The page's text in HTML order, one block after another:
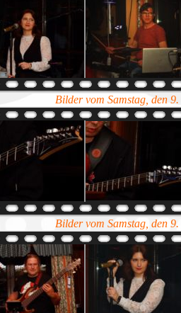
Bilder vom Samstag, den
Bilder vom Samstag, den